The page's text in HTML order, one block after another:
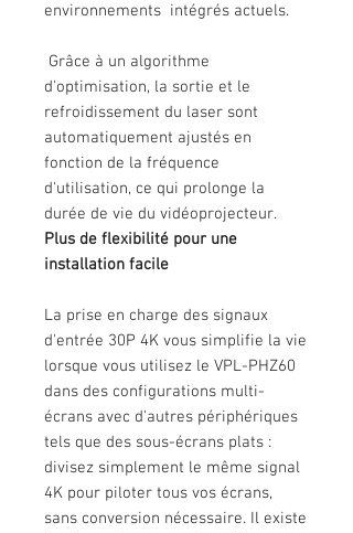
environnements intégrés actuels.
Grâce à un algorithme
d'optimisation, la sortie et le
refroidissement du laser sont
automatiquement ajustés en
fonction de la fréquence
d'utilisation, ce qui prolonge la
durée de vie du vidéoprojecteur.
Plus de flexibilité pour une
installation facile
La prise en charge des signaux
d'entrée 30P 4K vous simplifie la vie
lorsque vous utilisez le VPL-PHZ60
dans des configurations multi-
écrans avec d'autres périphériques
tels que des sous-écrans plats :
divisez simplement le même signal
4K pour piloter tous vos écrans,
sans conversion nécessaire. Il existe